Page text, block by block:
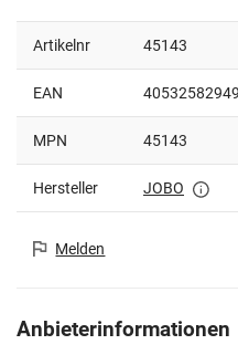
Artikelnr 45143
EAN
MPN 45143
Hersteller JOBO
Melden
Anbieterinformationen